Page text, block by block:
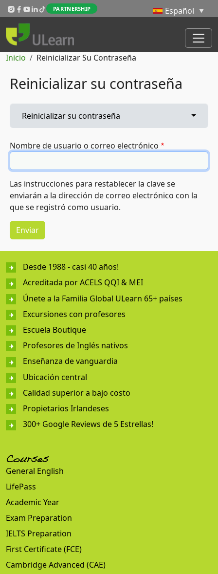
Pasar al contenido principal
PARTNERSHIP
Ruta de navegación
Inicio Reinicializar Su Contraseña
Reinicializar su contraseña
Solapas principales
Reinicializar su contraseña Toggle
Nombre de usuario o correo electrónico
Las instrucciones para restablecer la clave se
enviarán a la dirección de correo electrónico con la
que se registró como usuario.
Desde 1988 - casi 40 años!
Acreditada por ACELS QQI & MEI
Únete a la Familia Global ULearn 65+ países
Excursiones con profesores
Escuela Boutique
Profesores de Inglés nativos
Enseñanza de vanguardia
Ubicación central
Calidad superior a bajo costo
Propietarios Irlandeses
300+ Google Reviews de 5 Estrellas!
Courses
General English
LifePass
Academic Year
Exam Preparation
IELTS Preparation
First Certificate (FCE)
Cambridge Advanced (CAE)